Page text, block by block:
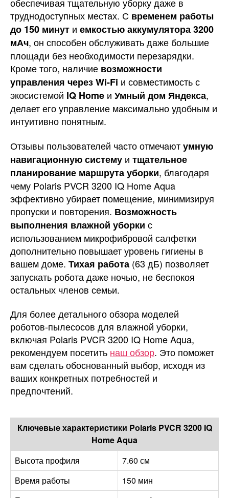
обеспечивая тщательную уборку даже в
труднодоступных местах. С временем работы
до 150 минут и емкостью аккумулятора 3200
мАч, он способен обслуживать даже большие
площади без необходимости перезарядки.
Кроме того, наличие возможности
управления через Wi-Fi и совместимость с
экосистемой IQ Home и Умный дом Яндекса,
делает его управление максимально удобным и
интуитивно понятным.
Отзывы пользователей часто отмечаютумную
навигационную систему и тщательное
планирование маршрута уборки, благодаря
чему Polaris PVCR 3200 IQ Home Aqua
эффективно убирает помещение, минимизируя
пропуски и повторения. Возможность
выполнения влажной уборки с
использованием микрофибровой салфетки
дополнительно повышает уровень гигиены в
вашем доме. Тихая работа (63 дБ) позволяет
запускать робота даже ночью, не беспокоя
остальных членов семьи.
Для более детального обзора моделей
роботов-пылесосов для влажной уборки,
включая Polaris PVCR 3200 IQ Home Aqua,
рекомендуем посетить наш обзор. Это поможет
вам сделать обоснованный выбор, исходя из
ваших конкретных потребностей и
предпочтений.
Ключевые характеристики Polaris PVCR 3200 IQ
Home Aqua
Высота профиля
7.60 см
Время работы
150 мин